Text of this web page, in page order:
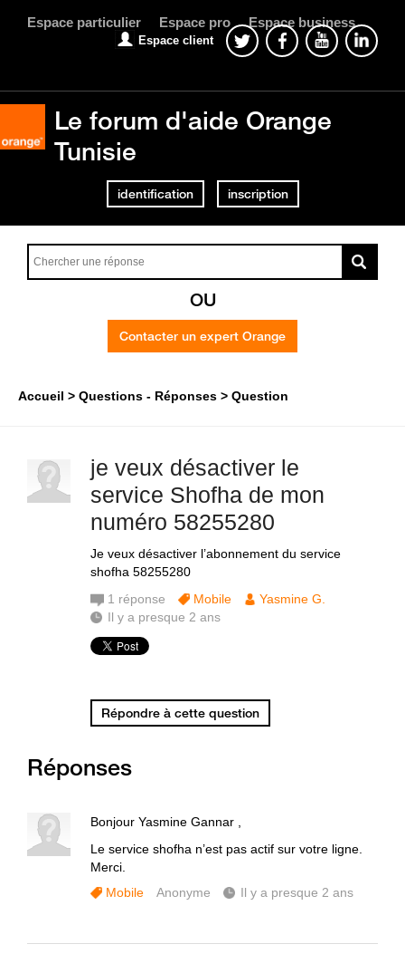
Espace particulier Espace pro Espace business
Espace client
Le forum d'aide Orange
Tunisie
identification inscription
OU
Contacter un expert Orange
Accueil Questions - Réponses Question
je veux désactiver le
service Shofha de mon
numéro 58255280
Je veux désactiver l’abonnement du service
shofha 58255280
1 réponse Mobile
Yasmine G.
Il y a presque 2 ans
Répondre à cette question
Réponses
Bonjour Yasmine Gannar ,
Le service shofha n’est pas actif sur votre ligne.
Merci.
Mobile
Anonyme Il y a presque 2 ans